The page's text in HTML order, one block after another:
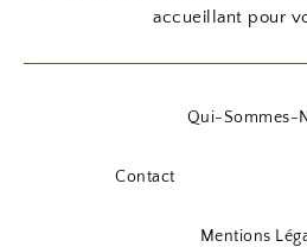
accueillant pour
Qui-Sommes-
Contact
Mentions